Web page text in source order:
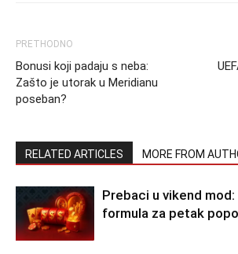
PRETHODNO
Bonusi koji padaju s neba:
Zašto je utorak u Meridianu
poseban?
RELATED ARTICLES MORE FROM
Prebaci u vikend
formula za petak